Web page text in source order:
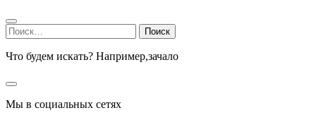
Найти:
Что будем искать? Например,зачало
Мы в социальных сетях